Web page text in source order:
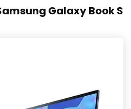
Galaxy Book S